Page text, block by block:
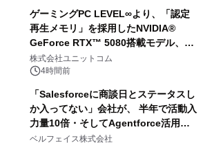
ゲーミングPC LEVEL∞より、「認定
再生メモリ」を採用したNVIDIA®
GeForce RTX™ 5080搭載モデル、
NVIDIA® GeForce RTX™ 5070 Ti搭
載モデルを販売開始
株式会社ユニットコム
4時間前
「Salesforceに商談日とステータスし
か入ってない」会社が、 半年で活動入
力量10倍・そしてAgentforce活用へ
── 敷島住宅×bellSalesAI事例公開
ベルフェイス株式会社